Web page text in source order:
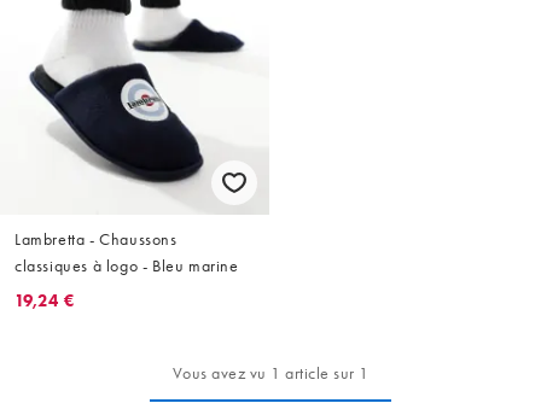
Lambretta - Chaussons
classiques à logo - Bleu marine
19,24 €
Vous avez vu 1 article sur 1